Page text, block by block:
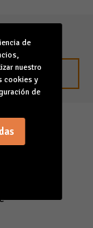
de
nuestro
cookies y
de